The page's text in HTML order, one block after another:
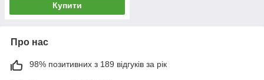
Купити
Про нас
98% позитивних з 189 відгуків за рік